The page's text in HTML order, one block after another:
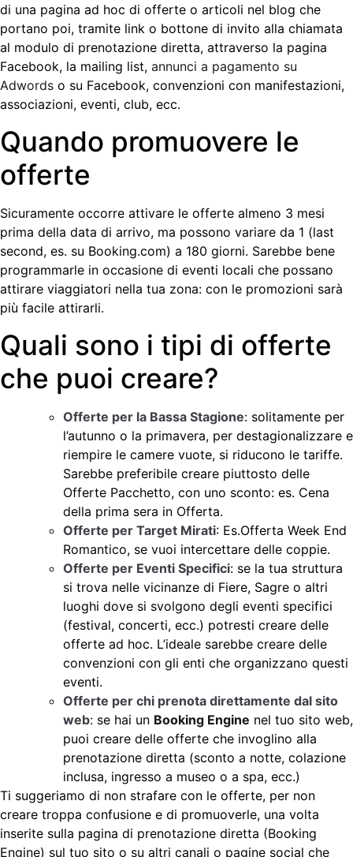
di una pagina ad hoc di offerte o articoli nel blog che
portano poi, tramite link o bottone di invito alla chiamata
al modulo di prenotazione diretta, attraverso la pagina
Facebook, la mailing list, annunci a pagamento su
Adwords o su Facebook, convenzioni con manifestazioni,
associazioni, eventi, club, ecc.
Quando promuovere le
offerte
Sicuramente occorre attivare le offerte almeno 3 mesi
prima della data di arrivo, ma possono variare da 1 (last
second, es. su Booking.com) a 180 giorni. Sarebbe bene
programmarle in occasione di eventi locali che possano
attirare viaggiatori nella tua zona: con le promozioni sarà
più facile attirarli.
Quali sono i tipi di offerte
che puoi creare?
Offerte per la Bassa Stagione: solitamente per
l’autunno o la primavera, per destagionalizzare e
riempire le camere vuote, si riducono le tariffe.
Sarebbe preferibile creare piuttosto delle
Offerte Pacchetto, con uno sconto: es. Cena
della prima sera in Offerta.
Offerte per Target Mirati: Es.Offerta Week End
Romantico, se vuoi intercettare delle coppie.
Offerte per Eventi Specifici: se la tua struttura
si trova nelle vicinanze di Fiere, Sagre o altri
luoghi dove si svolgono degli eventi specifici
(festival, concerti, ecc.) potresti creare delle
offerte ad hoc. L’ideale sarebbe creare delle
convenzioni con gli enti che organizzano questi
eventi.
Offerte per chi prenota direttamente dal sito
web: se hai un Booking Engine nel tuo sito web,
puoi creare delle offerte che invoglino alla
prenotazione diretta (sconto a notte, colazione
inclusa, ingresso a museo o a spa, ecc.)
Ti suggeriamo di non strafare con le offerte, per non
creare troppa confusione e di promuoverle, una volta
inserite sulla pagina di prenotazione diretta (Booking
Engine) sul tuo sito o su altri canali o pagine social che